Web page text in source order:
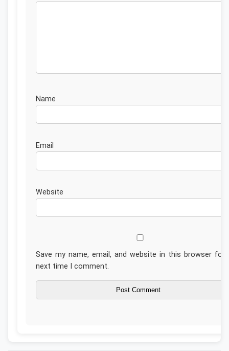
Website
Save my name, email, and website in this browser for
next time I comment.